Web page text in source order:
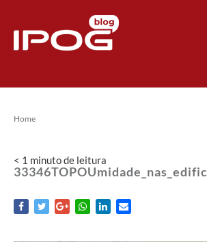
Home
< 1 minutode leitura